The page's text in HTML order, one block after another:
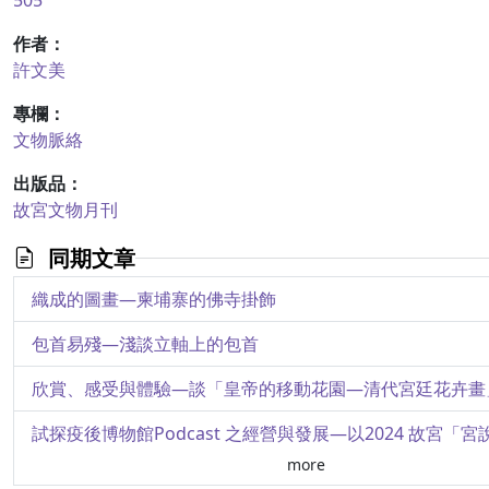
作者：
許文美
專欄：
文物脈絡
出版品：
故宮文物月刊
同期文章
織成的圖畫—柬埔寨的佛寺掛飾
包首易殘—淺談立軸上的包首
乾隆古畫鑑賞觀的形成—以李公麟之作為例
more